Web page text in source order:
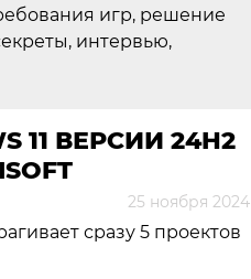
игр, решение
интервью,
11 ВЕРСИИ 24H2
25 ноября 2024
сразу 5 проектов